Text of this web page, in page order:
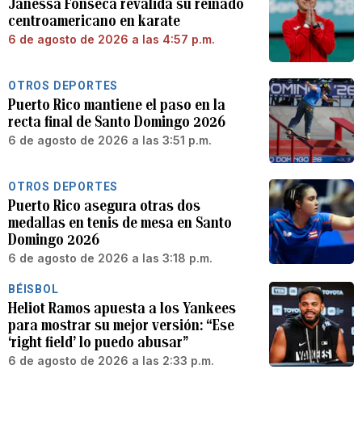
Janessa Fonseca revalida su reinado
centroamericano en karate
6 de agosto de 2026 a las 4:57 p.m.
OTROS DEPORTES
Puerto Rico mantiene el paso en la
recta final de Santo Domingo 2026
6 de agosto de 2026 a las 3:51 p.m.
OTROS DEPORTES
Puerto Rico asegura otras dos
medallas en tenis de mesa en Santo
Domingo 2026
6 de agosto de 2026 a las 3:18 p.m.
BÉISBOL
Heliot Ramos apuesta a los Yankees
para mostrar su mejor versión: “Ese
‘right field’ lo puedo abusar”
6 de agosto de 2026 a las 2:33 p.m.